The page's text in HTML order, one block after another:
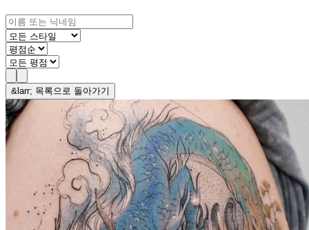
&larr; 목록으로 돌아가기